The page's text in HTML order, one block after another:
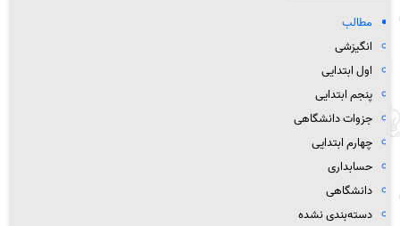
مطالب
انگیزشی
اول ابتدایی
پنجم ابتدایی
جزوات دانشگاهی
چهارم ابتدایی
حسابداری
دانشگاهی
دسته‌بندی نشده